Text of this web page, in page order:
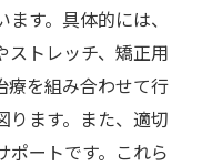
す。具体的には、
ストレッチ、矯正用
療を組み合わせて行
ります。また、適切
ポートです。これら